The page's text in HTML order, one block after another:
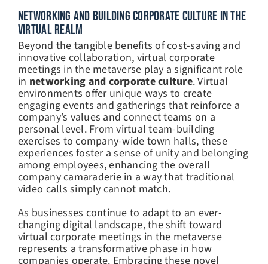
NETWORKING AND BUILDING CORPORATE CULTURE IN THE
VIRTUAL REALM
Beyond the tangible benefits of cost-saving and
innovative collaboration, virtual corporate
meetings in the metaverse play a significant role
in networking and corporate culture. Virtual
environments offer unique ways to create
engaging events and gatherings that reinforce a
company’s values and connect teams on a
personal level. From virtual team-building
exercises to company-wide town halls, these
experiences foster a sense of unity and belonging
among employees, enhancing the overall
company camaraderie in a way that traditional
video calls simply cannot match.
As businesses continue to adapt to an ever-
changing digital landscape, the shift toward
virtual corporate meetings in the metaverse
represents a transformative phase in how
companies operate. Embracing these novel